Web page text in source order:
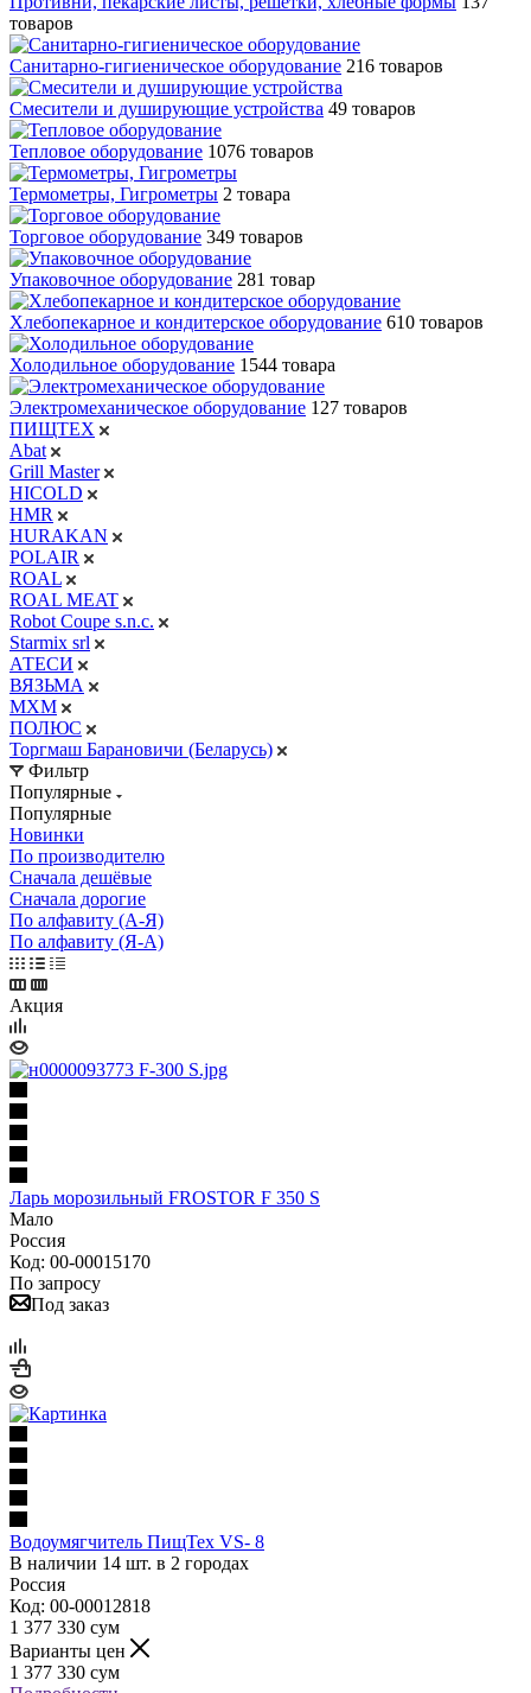
товаров
Санитарно-гигиеническое оборудование 216 товаров
Смесители и душирующие устройства 49 товаров
Тепловое оборудование 1076 товаров
Термометры, Гигрометры 2 товара
Торговое оборудование 349 товаров
Упаковочное оборудование 281 товар
Хлебопекарное и кондитерское оборудование 610 товаров
Холодильное оборудование 1544 товара
Электромеханическое оборудование 127 товаров
ПИЩТЕХ
Abat
Grill Master
HICOLD
HMR
HURAKAN
POLAIR
ROAL
ROAL MEAT
Robot Coupe s.n.c.
Starmix srl
АТЕСИ
ВЯЗЬМА
МХМ
ПОЛЮС
Торгмаш Барановичи (Беларусь)
Фильтр
Популярные
Популярные
Новинки
По производителю
Сначала дешёвые
Сначала дорогие
По алфавиту (А-Я)
По алфавиту (Я-А)
Акция
Ларь морозильный FROSTOR F 350 S
Мало
Россия
Код: 00-00015170
По запросу
Под заказ
Водоумягчитель ПищТех VS- 8
В наличии 14 шт. в 2 городах
Россия
Код: 00-00012818
1 377 330 сум
Варианты цен
1 377 330 сум